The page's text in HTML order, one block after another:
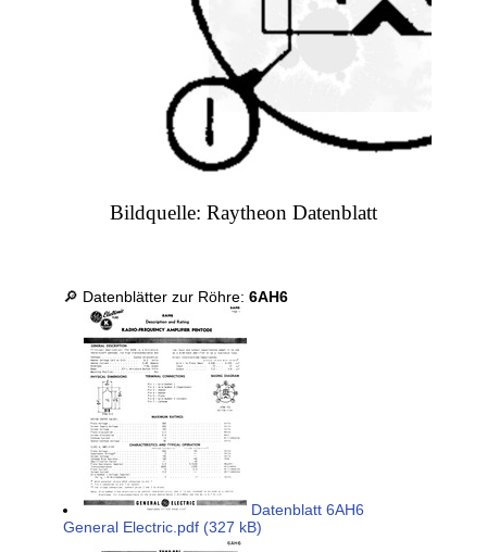
Bildquelle: Raytheon Datenblatt
🔎 Datenblätter zur Röhre:6AH6
Datenblatt 6AH6
General Electric.pdf (327 kB)